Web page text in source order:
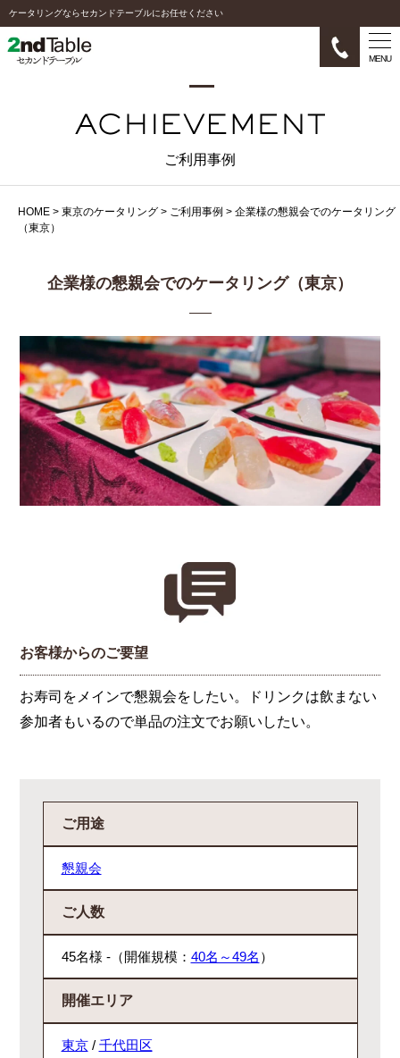
ケータリングならセカンドテーブルにお任せください
MENU
ご利用事例
HOME > 東京のケータリング > ご利用事例 > 企業様の懇親会でのケータリング
（東京）
企業様の懇親会でのケータリング（東京）
お客様からのご要望
お寿司をメインで懇親会をしたい。ドリンクは飲まない
参加者もいるので単品の注文でお願いしたい。
ご用途
懇親会
ご人数
45名様 -（開催規模： 40名～49名 ）
開催エリア
東京/ 千代田区